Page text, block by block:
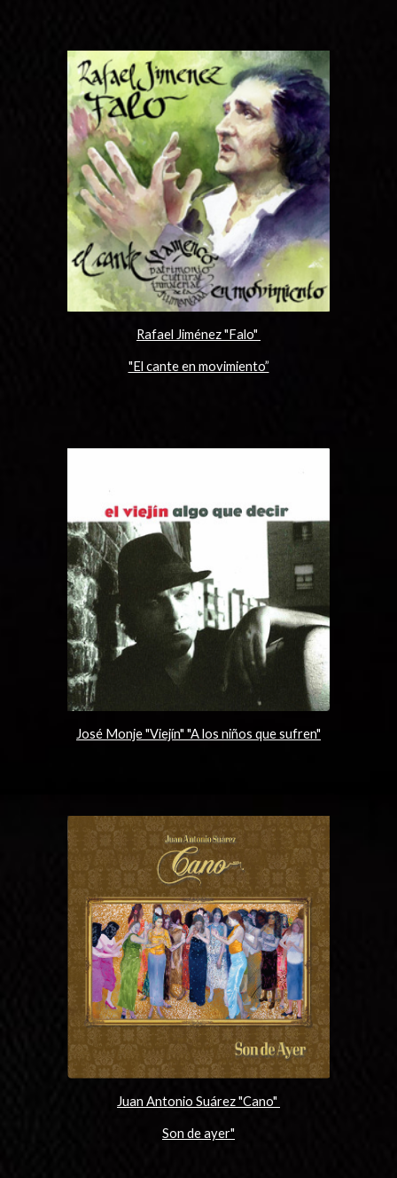
Rafael Jiménez "Falo"
"El cante en movimiento”
José Monje "Viejín" "A los niños que sufren"
Juan Antonio Suárez "Cano"
Son de ayer"